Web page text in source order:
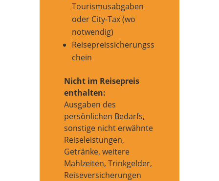
Tourismusabgaben
oder City-Tax (wo
notwendig)
Reisepreissicherungss
chein
Nicht im Reisepreis
enthalten:
Ausgaben des
persönlichen Bedarfs,
sonstige nicht erwähnte
Reiseleistungen,
Getränke, weitere
Mahlzeiten, Trinkgelder,
Reiseversicherungen